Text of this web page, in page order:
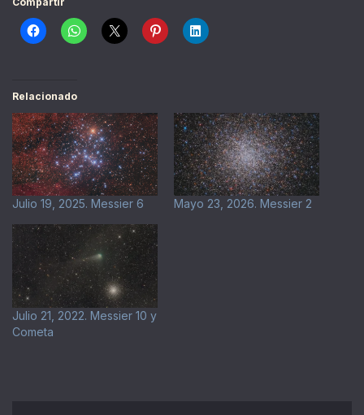
Relacionado
Julio 19, 2025. Messier 6 Mayo 23, 2026. Messier 2
Julio 21, 2022. Messier 10 y
Cometa